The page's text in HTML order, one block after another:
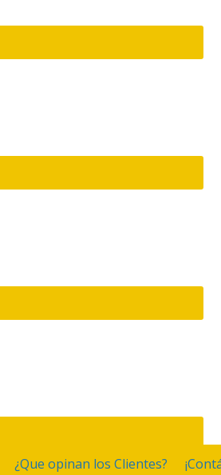
¿Que opinan los Clientes?